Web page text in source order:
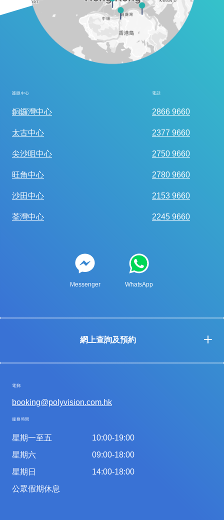
護眼中心 電話
銅鑼灣中心 2866 9660
太古中心 2377 9660
尖沙咀中心 2750 9660
旺角中心 2780 9660
沙田中心 2153 9660
荃灣中心 2245 9660
Messenger WhatsApp
網上查詢及預約
電郵
booking@polyvision.com.hk
服務時間
星期一至五
星期六
星期日
公眾假期休息
10:00-19:00
09:00-18:00
14:00-18:00